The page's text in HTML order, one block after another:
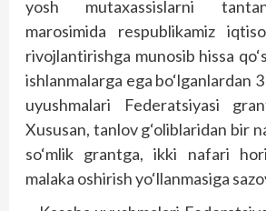
yosh mutaxassislarni
marosimida respublikamiz
rivojlantirishga munosib hissa
ishlanmalarga ega bo‘lganlardan
uyushmalari Federatsiyasi
Xususan, tanlov g‘oliblaridan bir
so‘mlik grantga, ikki nafari
malaka oshirish yo‘llanmasiga